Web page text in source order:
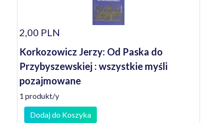
2,00 PLN
Korkozowicz Jerzy: Od Paska do
Przybyszewskiej : wszystkie myśli
pozajmowane
1 produkt/y
Dodaj do Koszyka